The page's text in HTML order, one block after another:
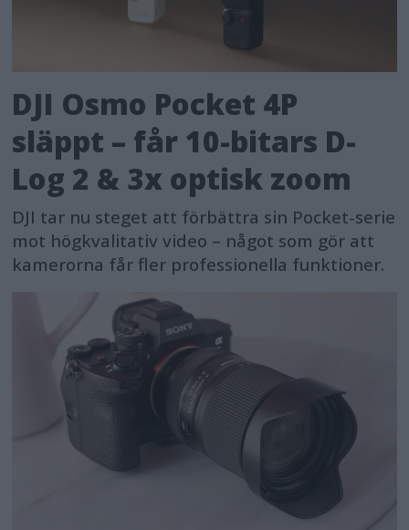
DJI Osmo Pocket 4P
släppt – får 10-bitars D-
Log 2 & 3x optisk zoom
DJI tar nu steget att förbättra sin Pocket-serie
mot högkvalitativ video – något som gör att
kamerorna får fler professionella funktioner.